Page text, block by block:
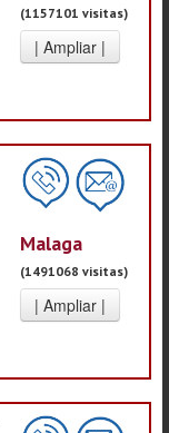
(1157101 visitas)
Malaga
(1491068 visitas)